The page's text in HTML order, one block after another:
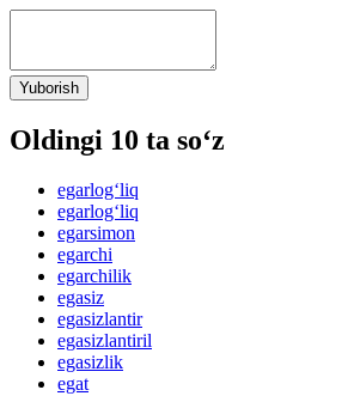
Yuborish
Oldingi 10 ta so‘z
egarlog‘liq
egarlog‘liq
egarsimon
egarchi
egarchilik
egasiz
egasizlantir
egasizlantiril
egasizlik
egat